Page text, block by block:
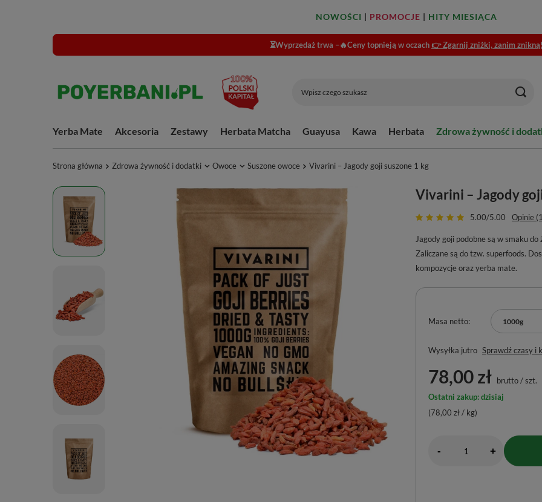
NOWOŚCI | PROMOCJE | HITY MIESIĄCA
⏳Wyprzedaż trwa –🔥Ceny topnieją w oczach 👉 Zgarnij zniżki, zanim znikną!
Yerba Mate Akcesoria Zestawy Herbata Matcha Guayusa Kawa Herbata Zdrowa żywność i
Strona główna Zdrowa żywność i dodatki Owoce Suszone owoce Vivarini – Jagody goji suszone 1 kg
Vivarini – Jagody
5.00/5.00 Opinie
Jagody goji podobne są w smaku
Zaliczane są do tzw. superfoods.
kompozycje oraz yerba mate.
Masa netto 1000g
Wysyłka jutro Sprawdź czasy i
78,00 zł brutto/szt.
Ostatni zakup: dzisiaj
(78,00 zł / kg)
- +